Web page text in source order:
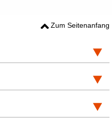
Zum Seitenanfang